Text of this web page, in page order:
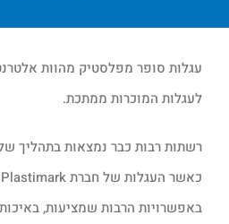
עגלות סופר מפלסטיק מהוות
לעגלות המוכרות ממתכת.
רשתות רבות כבר נמצאות בתהליך
באפשרויות הרבות שמציעות,